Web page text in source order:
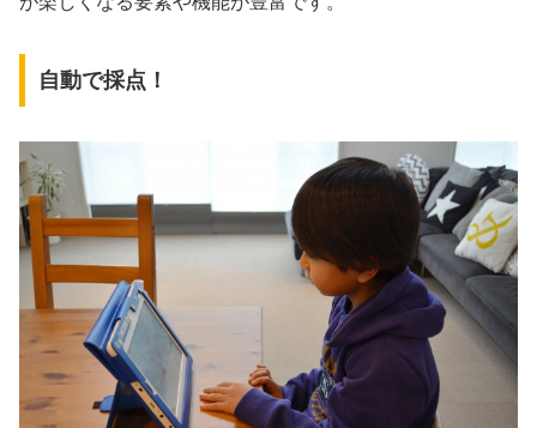
自動で採点！